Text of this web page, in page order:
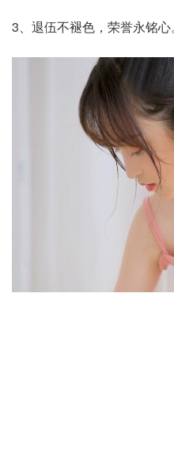
3、退伍不褪色，荣誉永铭心。